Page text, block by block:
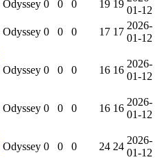
Odyssey 0 0 0 19 19
01-12
Odyssey 0 0 0 17 17
2026-
01-12
Odyssey 0 0 0 16 16
2026-
01-12
Odyssey 0 0 0 16 16
2026-
01-12
Odyssey 0 0 0 24 24
2026-
01-12